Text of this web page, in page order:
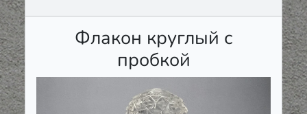
Флакон круглый с
пробкой